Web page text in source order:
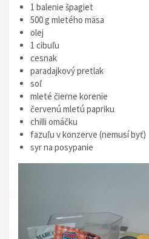
1 balenie špagiet
500 g mletého mäsa
olej
1 cibuľu
cesnak
paradajkový pretlak
soľ
mleté čierne korenie
červenú mletú papriku
chilli omáčku
fazuľu v konzerve (nemusí byť)
syr na posypanie